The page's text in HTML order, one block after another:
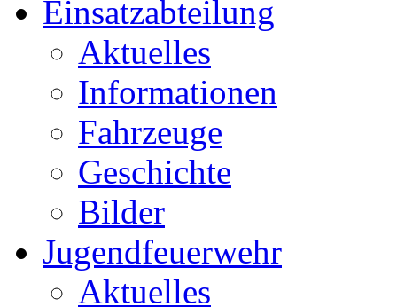
Einsatzabteilung
Aktuelles
Informationen
Fahrzeuge
Geschichte
Bilder
Jugendfeuerwehr
Aktuelles